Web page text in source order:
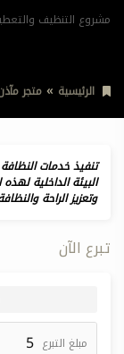
مشروع التنظيف
الرئيسية متجر
تنفيذ خدمات
البيئة الداخلية
وتعزيز الراحة
تبرع الآن
مبلغ التبرع